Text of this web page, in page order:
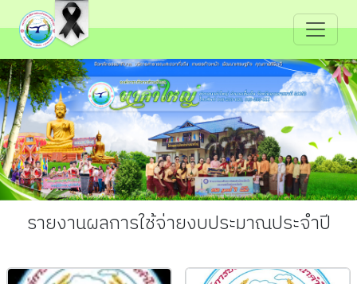
รายงานผลการใช้จ่ายงบประมาณประจำปี